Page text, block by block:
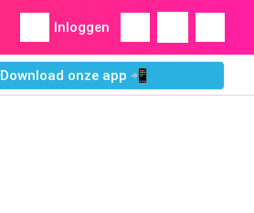
Inloggen
Download onze app 📲